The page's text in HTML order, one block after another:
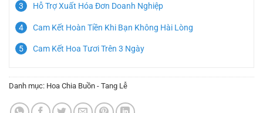
Hỗ Trợ Xuất Hóa Đơn Doanh Nghiệp
Cam Kết Hoàn Tiền Khi Bạn Không Hài Lòng
Cam Kết Hoa Tươi Trên 3 Ngày
Danh mục: Hoa Chia Buồn - Tang Lễ